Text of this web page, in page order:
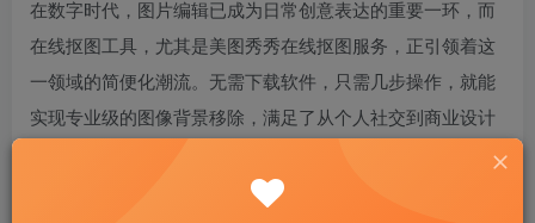
在数字时代，图片编辑已成为日常创意表达的重要一环，而
在线抠图工具，尤其是美图秀秀在线抠图服务，正引领着这
一领域的简便化潮流。无需下载软件，只需几步操作，就能
实现专业级的图像背景移除，满足了从个人社交到商业设计